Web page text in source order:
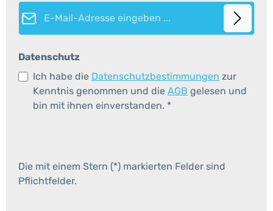
E-Mail-Adresse*
Datenschutz
Ich habe die Datenschutzbestimmungen zur
Kenntnis genommen und die AGB gelesen und
bin mit ihnen einverstanden. *
Die mit einem Stern (*) markierten Felder sind
Pflichtfelder.